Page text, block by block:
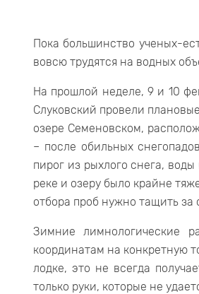
Пока большинство ученых-
вовсю трудятся на водных
На прошлой неделе, 9 и 10
Слуковский провели
озере Семеновском,
– после обильных
пирог из рыхлого снега,
реке и озеру было крайне
отбора проб нужно тащить
Зимние лимнологические
координатам на конкретную
лодке, это не всегда
только руки, которые не